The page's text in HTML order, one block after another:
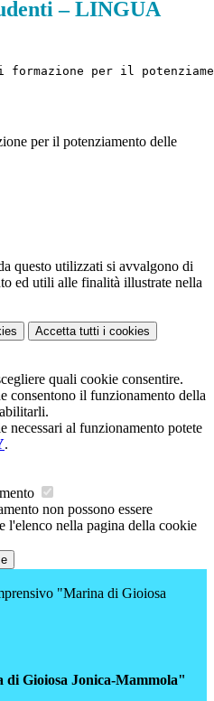
– LINGUA
per il
per il potenziamento delle
questo utilizzati si avvalgono di
ed utili alle finalità illustrate nella
Accetta tutti i cookies
quali cookie consentire.
consentono il funzionamento della
necessari al funzionamento potete
.
non possono essere
l'elenco nella pagina della cookie
"Marina di Gioiosa
Gioiosa Jonica-Mammola"